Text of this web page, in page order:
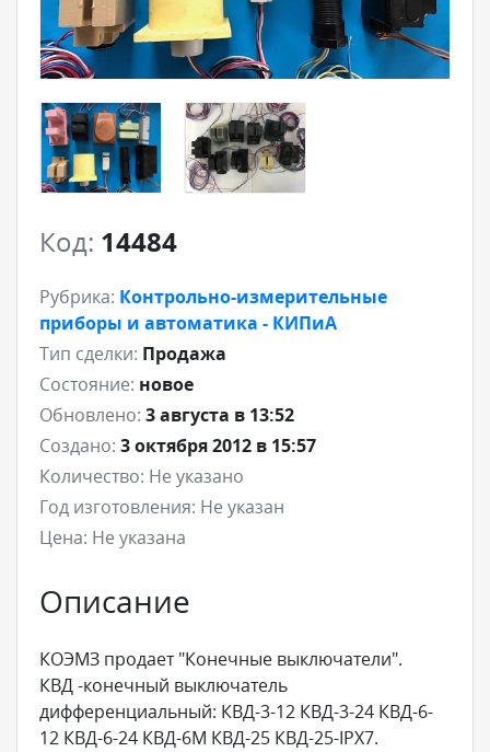
Код: 14484
Рубрика: Контрольно-измерительные
приборы и автоматика - КИПиА
Тип сделки: Продажа
Состояние: новое
Обновлено: 3 августа в 13:52
Создано: 3 октября 2012 в 15:57
Количество: Не указано
Год изготовления: Не указан
Цена: Не указана
Описание
КОЭМЗ продает "Конечные выключатели".
КВД -конечный выключатель
дифференциальный: КВД-3-12 КВД-3-24 КВД-6-
12 КВД-6-24 КВД-6М КВД-25 КВД-25-IPX7.